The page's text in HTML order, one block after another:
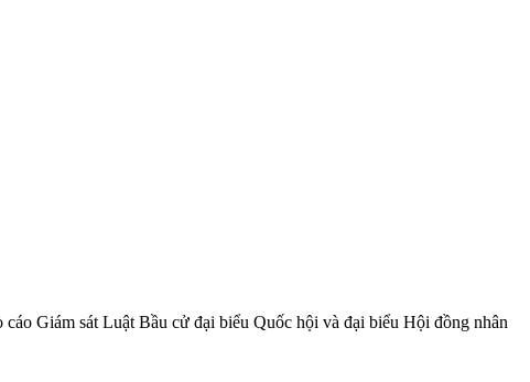
Giám sát Luật Bầu cử đại biểu Quốc hội và đại biểu Hội đồng nhân